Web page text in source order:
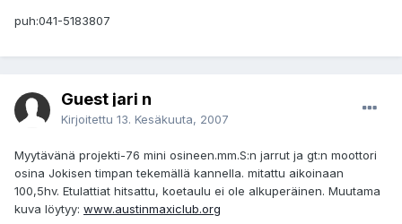
puh:041-5183807
Guest jari n
Kirjoitettu 13. Kesäkuuta, 2007
Myytävänä projekti-76 mini osineen.mm.S:n jarrut ja gt:n moottori
osina Jokisen timpan tekemällä kannella. mitattu aikoinaan
100,5hv. Etulattiat hitsattu, koetaulu ei ole alkuperäinen. Muutama
kuva löytyy: www.austinmaxiclub.org